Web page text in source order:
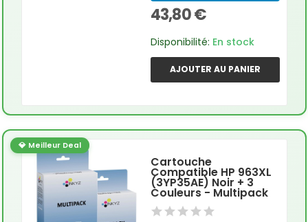
43,80 €
Disponibilité: En stock
AJOUTER AU PANIER
💎 Meilleur Deal
Cartouche
Compatible HP 963XL
(3YP35AE) Noir + 3
Couleurs - Multipack